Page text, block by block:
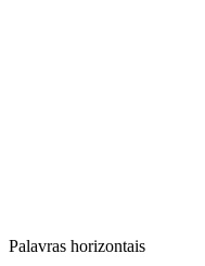
Palavras horizontais